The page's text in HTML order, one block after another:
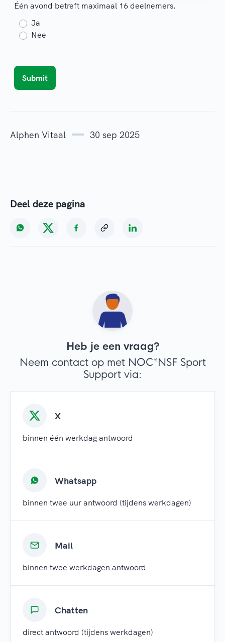
Één avond betreft maximaal 16 deelnemers.
Ja
Nee
Alphen Vitaal 30 sep 2025
Deel deze pagina
Heb je een vraag?
Neem contact op met NOC*NSF Sport
Support via:
X
binnen één werkdag antwoord
Whatsapp
binnen twee uur antwoord (tijdens werkdagen)
Mail
binnen twee werkdagen antwoord
Chatten
direct antwoord (tijdens werkdagen)